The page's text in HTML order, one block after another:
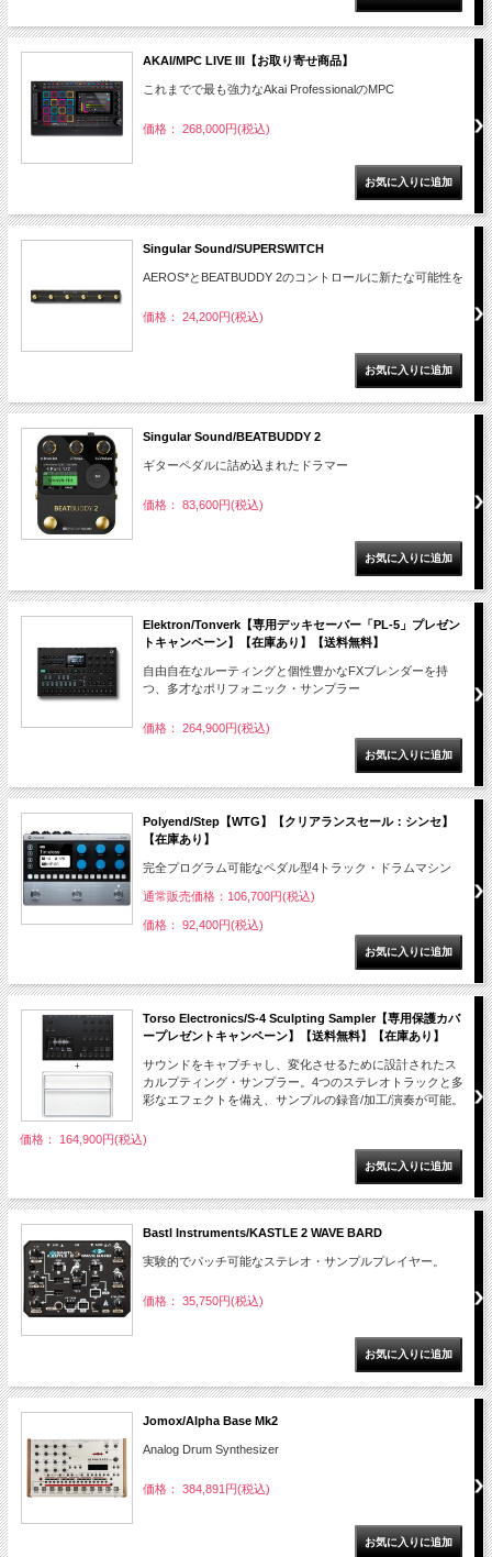
AKAI/MPC LIVE III【お取り寄せ商品】
これまでで最も強力なAkai ProfessionalのMPC
価格： 268,000円(税込)
Singular Sound/SUPERSWITCH
AEROS*とBEATBUDDY 2のコントロールに新たな可能性を
価格： 24,200円(税込)
Singular Sound/BEATBUDDY 2
ギターペダルに詰め込まれたドラマー
価格： 83,600円(税込)
Elektron/Tonverk【専用デッキセーバー「PL-5」プレゼン
トキャンペーン】【在庫あり】【送料無料】
自由自在なルーティングと個性豊かなFXブレンダーを持
つ、多才なポリフォニック・サンプラー
価格： 264,900円(税込)
Polyend/Step【WTG】【クリアランスセール：シンセ】
【在庫あり】
完全プログラム可能なペダル型4トラック・ドラムマシン
通常販売価格：106,700円(税込)
価格： 92,400円(税込)
Torso Electronics/S-4 Sculpting Sampler【専用保護カバ
ープレゼントキャンペーン】【送料無料】【在庫あり】
サウンドをキャプチャし、変化させるために設計されたス
カルプティング・サンプラー。4つのステレオトラックと多
彩なエフェクトを備え、サンプルの録音/加工/演奏が可能。
価格： 164,900円(税込)
Bastl Instruments/KASTLE 2 WAVE BARD
実験的でパッチ可能なステレオ・サンプルプレイヤー。
価格： 35,750円(税込)
Jomox/Alpha Base Mk2
Analog Drum Synthesizer
価格： 384,891円(税込)